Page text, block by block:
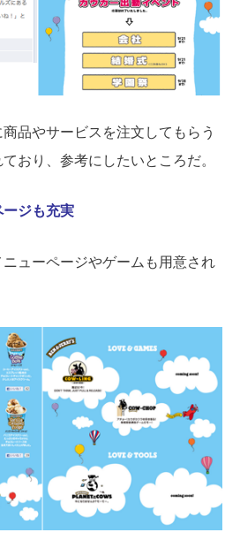
品やサービスを注文してもらう
おり、参考にしたいところだ。
ージも充実
ューページやゲームも用意され